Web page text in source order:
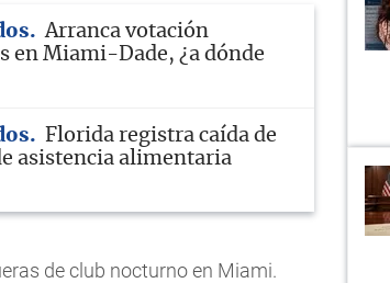
Arranca votación
en Miami-Dade, ¿a dónde
Florida registra caída de
asistencia alimentaria
de club nocturno en Miami.